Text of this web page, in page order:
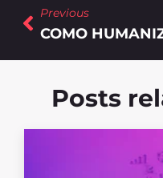
Previous
Posts